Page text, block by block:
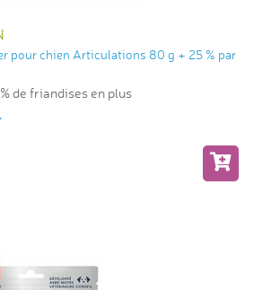
pour chien Articulations 80 g + 25 % par
de friandises en plus